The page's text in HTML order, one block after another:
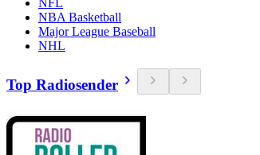
NFL
NBA Basketball
Major League Baseball
NHL
Top Radiosender